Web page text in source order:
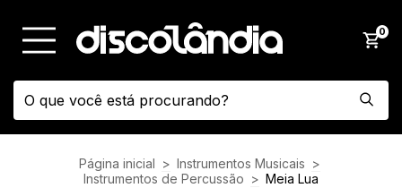
0
Página inicial > Instrumentos Musicais >
Instrumentos de Percussão > Meia Lua